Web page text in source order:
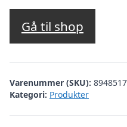
Gå til shop
Varenummer (SKU):
Kategori: Produkter